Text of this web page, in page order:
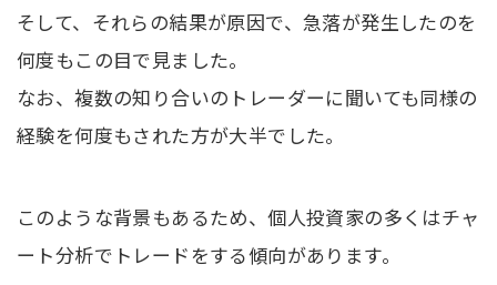
そして、それらの結果が原因で、急落が発生したのを
何度もこの目で見ました。
なお、複数の知り合いのトレーダーに聞いても同様の
経験を何度もされた方が大半でした。
このような背景もあるため、個人投資家の多くはチャ
ート分析でトレードをする傾向があります。